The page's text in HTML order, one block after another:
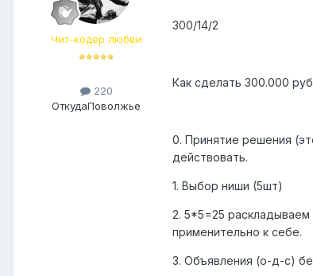
Чит-кодер любви
220
ОткудаПоволжье
300/14/2
Как сделать 300.000
0. Принятие решения
действовать.
1. Выбор ниши (5шт)
2. 5*5=25
применительно к себе.
3. Объявления (о-д-с)